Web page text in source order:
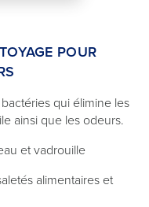
POUR
qui élimine les
ainsi que les odeurs.
et vadrouille
alimentaires et